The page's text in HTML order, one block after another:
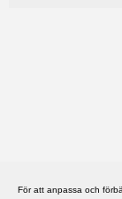
För att anpassa och